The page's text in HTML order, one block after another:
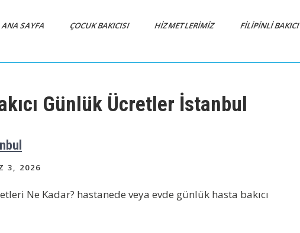
ANA SAYFA ÇOCUK BAKICISI HİZMETLERİMİZ FİLİPİNLİ BAKICI
Günlük Ücretler İstanbul
3, 2026
Ne Kadar? hastanede veya evde günlük hasta bakıcı